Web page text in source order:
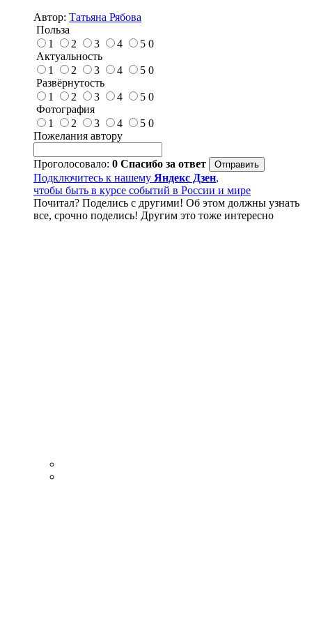
Автор: Татьяна Рябова
Польза
1
2 3 4 5 0
Актуальность
1
2 3 4 5 0
Развёрнутость
1
2 3 4 5 0
Фотография
1
2 3 4 5 0
Пожелания автору
Проголосовало: 0 Спасибо за ответ
Подключитесь к нашему Яндекс Дзен,
чтобы быть в курсе событий в России и мире
Почитал? Поделись с другими! Об этом должны узнать
все, срочно поделись! Другим это тоже интересно